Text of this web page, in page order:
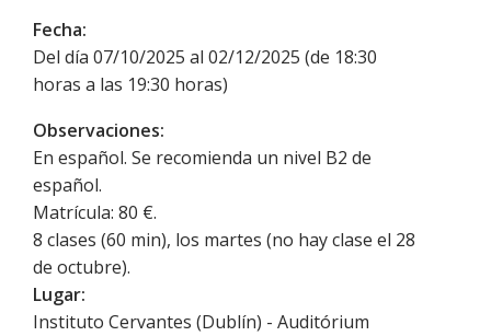
Fecha:
Del día 07/10/2025 al 02/12/2025 (de 18:30
horas a las 19:30 horas)
Observaciones:
En español. Se recomienda un nivel B2 de
español.
Matrícula: 80 €.
8 clases (60 min), los martes (no hay clase el 28
de octubre).
Lugar:
Instituto Cervantes (Dublín) - Auditórium